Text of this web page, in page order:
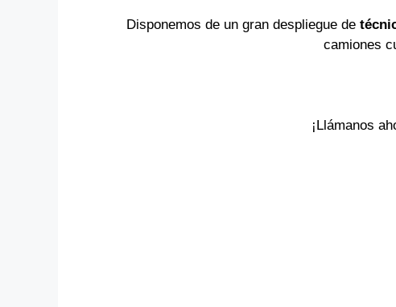
Disponemos de un gran despliegue de
camiones
¡Llámanos